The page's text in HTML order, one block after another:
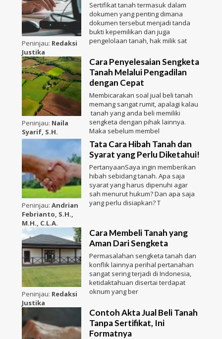
Peninjau: Redaksi
Justika
Sertifikat tanah termasuk dalam
dokumen yang penting dimana
dokumen tersebut menjadi tanda
bukti kepemilikan dan juga
pengelolaan tanah, hak milik sat
Peninjau: Naila
Syarif, S.H.
Cara Penyelesaian Sengketa
Tanah Melalui Pengadilan
dengan Cepat
Membicarakan soal jual beli tanah
memang sangat rumit, apalagi kalau
tanah yang anda beli memiliki
sengketa dengan pihak lainnya.
Maka sebelum membel
Peninjau: Andrian
Febrianto, S.H.,
M.H., C.L.A.
Tata Cara Hibah Tanah dan
Syarat yang Perlu Diketahui!
PertanyaanSaya ingin memberikan
hibah sebidang tanah. Apa saja
syarat yang harus dipenuhi agar
sah menurut hukum? Dan apa saja
yang perlu disiapkan? T
Peninjau: Redaksi
Justika
Cara Membeli Tanah yang
Aman Dari Sengketa
Permasalahan sengketa tanah dan
konflik lainnya perihal pertanahan
sangat sering terjadi di Indonesia,
ketidaktahuan disertai terdapat
oknum yang ber
Contoh Akta Jual Beli Tanah
Tanpa Sertifikat, Ini
Formatnya